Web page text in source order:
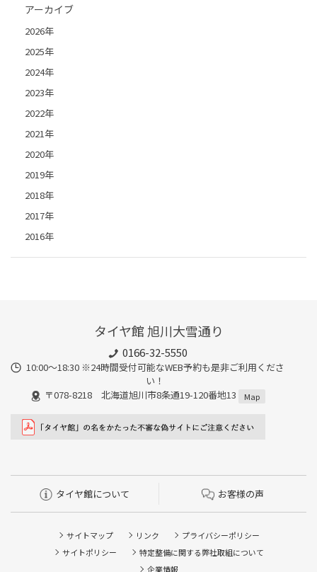
アーカイブ
2026年
2025年
2024年
2023年
2022年
2021年
2020年
2019年
2018年
2017年
2016年
タイヤ館 旭川大雪通り
0166-32-5550
10:00～18:30 ※24時間受付可能なWEB予約も是非ご利用くださ
い！
〒078-8218 北海道旭川市8条通19-120番地13
Map
タイヤ館について お客様の声
サイトマップ リンク
プライバシーポリシー
サイトポリシー
特定整備に関する弊社取組について
企業情報